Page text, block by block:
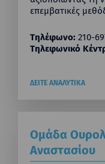
επεμβατικές
Τηλέφωνο: 210-
Τηλεφωνικό
ΔΕΙΤΕ ΑΝΑΛΥΤΙΚΑ
Ομάδα
Αναστασίου